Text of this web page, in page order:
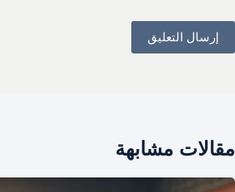
إرسال التعليق
مقالات مشابهة